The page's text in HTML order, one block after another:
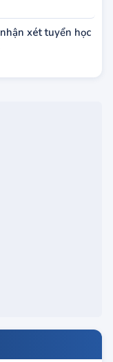
xét tuyển học